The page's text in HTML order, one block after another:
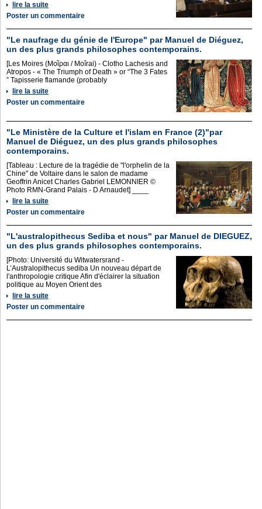
lire la suite
Poster un commentaire
"Le naufrage du génie de l'Europe" par Manuel de Diéguez,
un des plus grands philosophes contemporains.
[Les Moires (Μοῖραι / Moîrai) - Clotho Lachesis and
Atropos - « The Triumph of Death » or “The 3 Fates
” Tapisserie flamande (probably
lire la suite
Poster un commentaire
"Le Ministère de la Culture et l'islam en France (2)"par
Manuel de Diéguez, un des plus grands philosophes
contemporains.
[Tableau : Lecture de la tragédie de "l'orphelin de la
Chine" de Voltaire dans le salon de madame
Geoffrin Anicet Charles Gabriel LEMONNIER ©
Photo RMN-Grand Palais - D Arnaudet] ____
lire la suite
Poster un commentaire
"L'australopithecus Sediba et nous" par Manuel de DIEGUEZ,
un des plus grands philosophes contemporains.
[Photo: Université du Witwatersrand -
L’Australopithecus sediba Un nouveau départ de
l'anthropologie critique Afin d'éclairer la situation
politique au Moyen Orient des
lire la suite
Poster un commentaire